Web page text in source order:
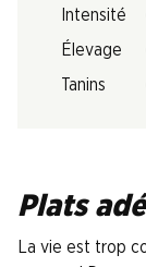
Intensité
Élevage
Tanins
Plats
La vie est trop